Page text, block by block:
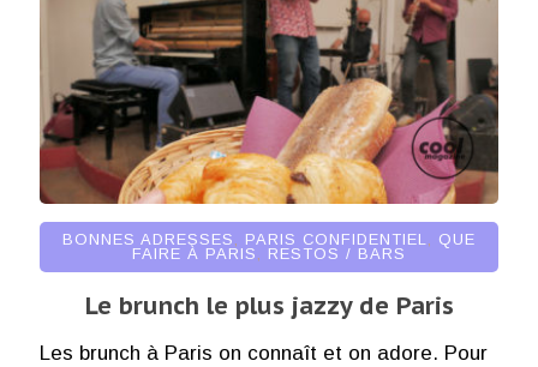
BONNES ADRESSES , PARIS CONFIDENTIEL, QUE
FAIRE À PARIS , RESTOS / BARS
Le brunch le plus jazzy de Paris
Les brunch à Paris on connaît et on adore. Pour